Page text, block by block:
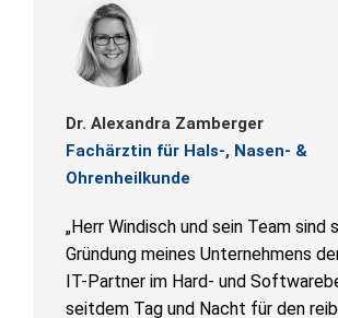
Dr. Alexandra Zamberger
Fachärztin für Hals-, Nasen- &
Ohrenheilkunde
„Herr Windisch und sein Team sind
Gründung meines Unternehmens
IT-Partner im Hard- und
seitdem Tag und Nacht für den